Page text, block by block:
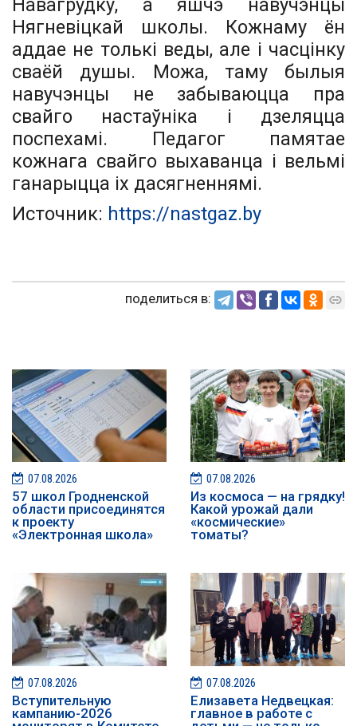
Навагрудку, а яшчэ навучэнцы
Нягневіцкай школы. Кожнаму ён
аддае не толькі веды, але і часцінку
сваёй душы. Можа, таму былыя
навучэнцы не забываюцца пра
свайго настаўніка і дзеляцца
поспехамі. Педагог памятае
кожнага свайго выхаванца і вельмі
ганарыцца іх дасягненнямі.
Источник: https://nastgaz.by
поделиться в:
07.08.2026
57 школ Гродненской
области присоединятся
к проекту
«Электронная школа»
07.08.2026
Из космоса — на грядку!
Какой урожай дали
«космические»
томаты?
07.08.2026
️️Вступительную
кампанию-2026
07.08.2026
Елизавета Недвецкая:
главное в работе с